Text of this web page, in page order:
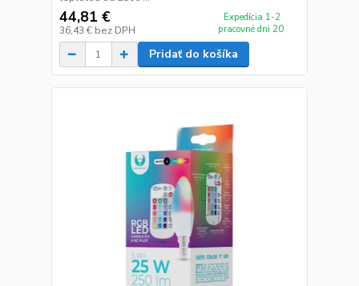
44,81 €
36,43 € bez DPH
Expedícia 1-2
pracovné dni 20
Pridať do košíka